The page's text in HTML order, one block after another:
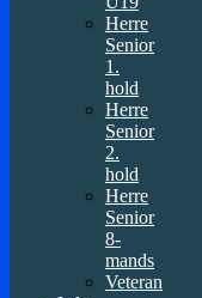
Herre
Senior
1.
hold
Herre
Senior
2.
hold
Herre
Senior
8-
mands
Veteran